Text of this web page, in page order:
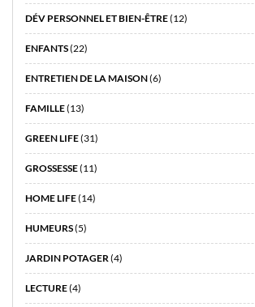
DÉV PERSONNEL ET BIEN-ÊTRE(12)
ENFANTS(22)
ENTRETIEN DE LA MAISON(6)
FAMILLE(13)
GREEN LIFE(31)
GROSSESSE(11)
HOME LIFE(14)
HUMEURS(5)
JARDIN POTAGER(4)
LECTURE(4)